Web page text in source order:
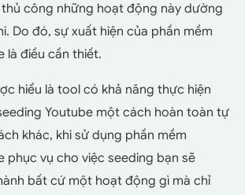
thủ công những hoạt động này dường
Do đó, sự xuất hiện của phần mềm
là điều cần thiết.
hiểu là tool có khả năng thực hiện
Youtube một cách hoàn toàn tự
khác, khi sử dụng phần mềm
phục vụ cho việc seeding bạn sẽ
bất cứ một hoạt động gì mà chỉ